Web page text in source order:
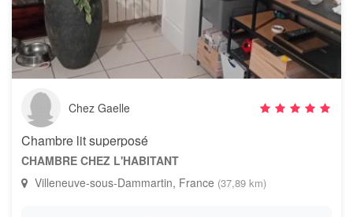
Chez Gaelle
Chambre lit superposé
CHAMBRE CHEZ L'HABITANT
Villeneuve-sous-Dammartin, France (37,89 km)